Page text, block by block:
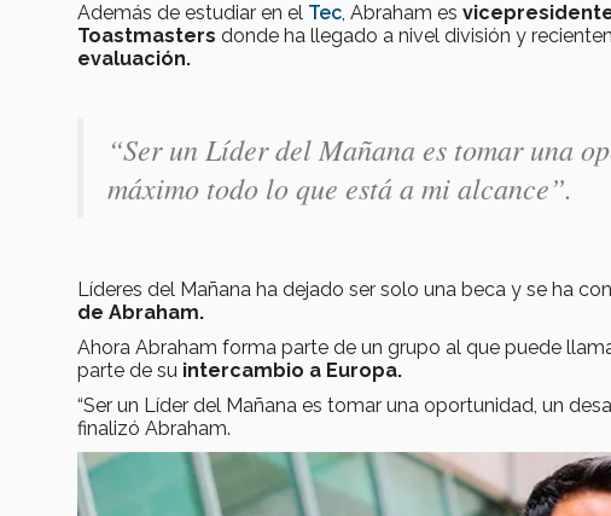
Además de estudiar en el Tec, Abraham es
Toastmasters donde ha llegado a nivel división y
evaluación.
“Ser un Líder del Mañana es tomar una
máximo todo lo que está a mi alcance”.
Líderes del Mañana ha dejado ser solo una beca y se ha
de Abraham.
Ahora Abraham forma parte de un grupo al que puede
parte de su intercambio a Europa.
“Ser un Líder del Mañana es tomar una oportunidad, un
finalizó Abraham.